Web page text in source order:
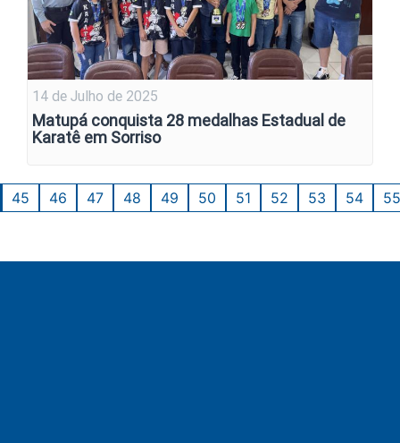
14 de Julho de 2025
Matupá conquista 28 medalhas Estadual de
Karatê em Sorriso
45 46 47 48 49 50 51 52 53 54 55